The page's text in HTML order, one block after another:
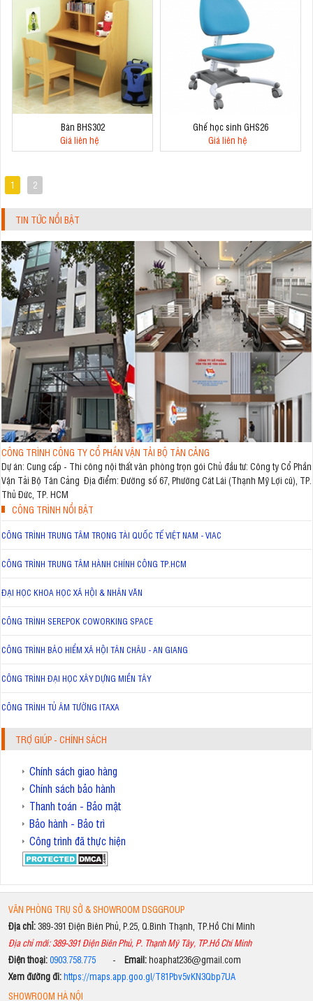
Bàn BHS302
Giá liên hệ
Ghế học sinh GHS26
Giá liên hệ
1 2
TIN TỨC NỔI BẬT
CÔNG TRÌNH CÔNG TY CỔ PHẦN VẬN TẢI BỘ TÂN CẢNG
Dự án: Cung cấp - Thi công nội thất văn phòng trọn gói Chủ đầu tư: Công ty Cổ Phần
Vận Tải Bộ Tân Cảng Địa điểm: Đường số 67, Phường Cát Lái (Thạnh Mỹ Lợi cũ), TP.
Thủ Đức, TP. HCM
CÔNG TRÌNH NỔI BẬT
CÔNG TRÌNH TRUNG TÂM TRỌNG TÀI QUỐC TẾ VIỆT NAM - VIAC
CÔNG TRÌNH TRUNG TÂM HÀNH CHÍNH CÔNG TP.HCM
ĐẠI HỌC KHOA HỌC XÃ HỘI & NHÂN VĂN
CÔNG TRÌNH SEREPOK COWORKING SPACE
CÔNG TRÌNH BẢO HIỂM XÃ HỘI TÂN CHÂU - AN GIANG
CÔNG TRÌNH ĐẠI HỌC XÂY DỰNG MIỀN TÂY
CÔNG TRÌNH TỦ ÂM TƯỜNG ITAXA
TRỢ GIÚP - CHÍNH SÁCH
Chính sách giao hàng
Chính sách bảo hành
Thanh toán - Bảo mật
Bảo hành - Bảo trì
Công trình đã thực hiện
VĂN PHÒNG TRỤ SỞ & SHOWROOM DSGGROUP
Địa chỉ: 389-391 Điện Biên Phủ, P.25, Q.Bình Thạnh, TP.Hồ Chí Minh
Địa chỉ mới: 389-391 Điện Biên Phủ, P. Thạnh Mỹ Tây, TP.Hồ Chí Minh
Điện thoại:0903.758.775- Email:hoaphat236@gmail.com
Xem đường đi:https://maps.app.goo.gl/T81Pbv5vKN3Qbp7UA
SHOWROOM HÀ NỘI